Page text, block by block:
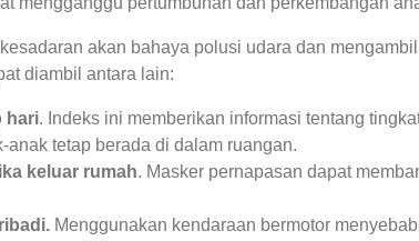
akan bahaya polusi udara dan
diambil antara lain:
hari. Indeks ini memberikan informasi tentang
tetap berada di dalam ruangan.
keluar rumah. Masker pernapasan dapat
Menggunakan kendaraan bermotor